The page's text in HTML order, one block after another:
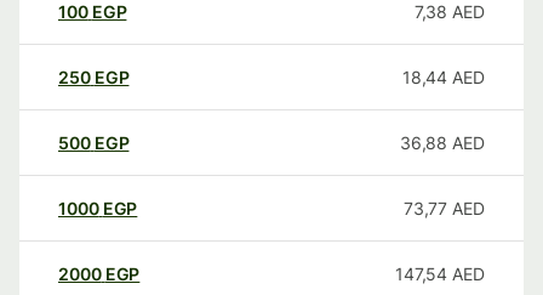
100 EGP 7,38 AED
250 EGP 18,44 AED
500 EGP 36,88 AED
1000 EGP 73,77 AED
2000 EGP 147,54 AED